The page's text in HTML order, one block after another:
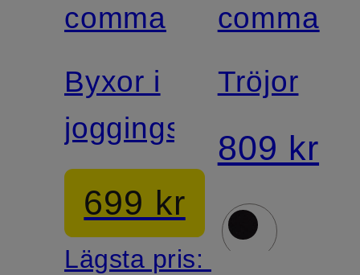
comma
Byxor i
joggingstil
699 kr
Lägsta pris:
comma
Tröjor
809 kr